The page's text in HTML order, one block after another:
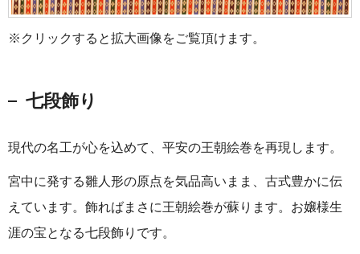
※クリックすると拡大画像をご覧頂けます。
七段飾り
現代の名工が心を込めて、平安の王朝絵巻を再現します。
宮中に発する雛人形の原点を気品高いまま、古式豊かに伝
えています。飾ればまさに王朝絵巻が蘇ります。お嬢様生
涯の宝となる七段飾りです。